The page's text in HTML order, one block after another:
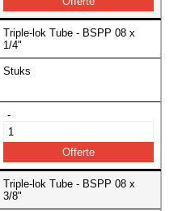
Triple-lok Tube - BSPP 08 x
1/4"
Stuks
-
Triple-lok Tube - BSPP 08 x
3/8"